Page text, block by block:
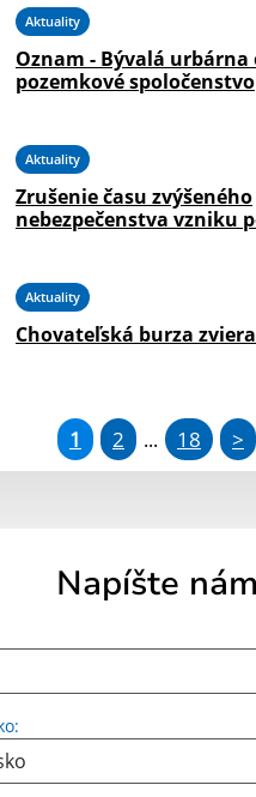
Aktuality
Oznam - Bývalá urbárna
pozemkové spoločenstvo
Aktuality
Zrušenie času zvýšeného
nebezpečenstva vzniku
Aktuality
Chovateľská burza
1 2 ... 18 >
Napíšte nám
adresa